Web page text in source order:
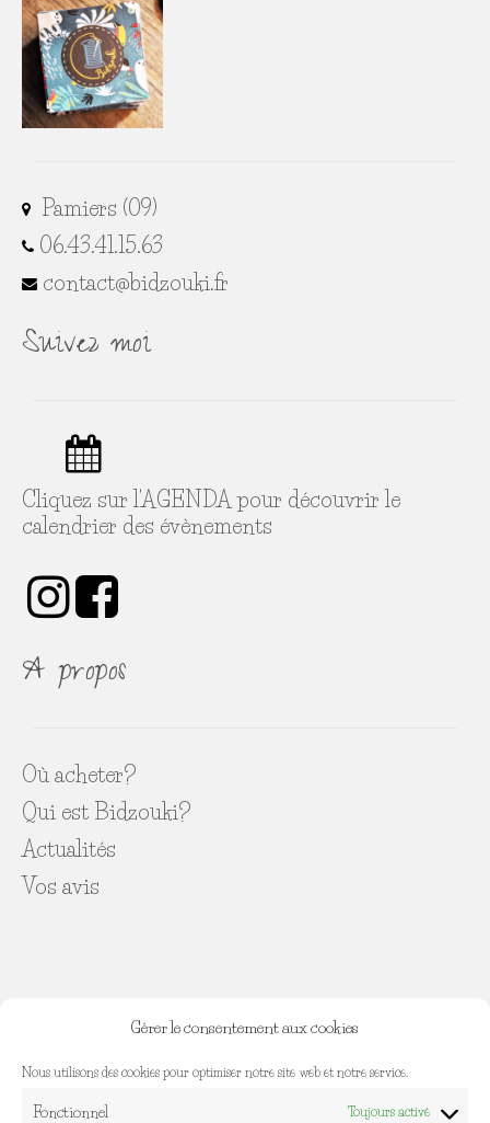
Gérer le consentement aux cookies
Nous utilisons des cookies pour optimiser notre site web et notre service.
Fonctionnel Toujours activé
Pamiers (09)
06.43.41.15.63
contact@bidzouki.fr
Suivez moi
Cliquez sur l'AGENDA pour découvrir le
calendrier des évènements
A propos
Où acheter?
Qui est Bidzouki?
Actualités
Vos avis
INFOS diverses